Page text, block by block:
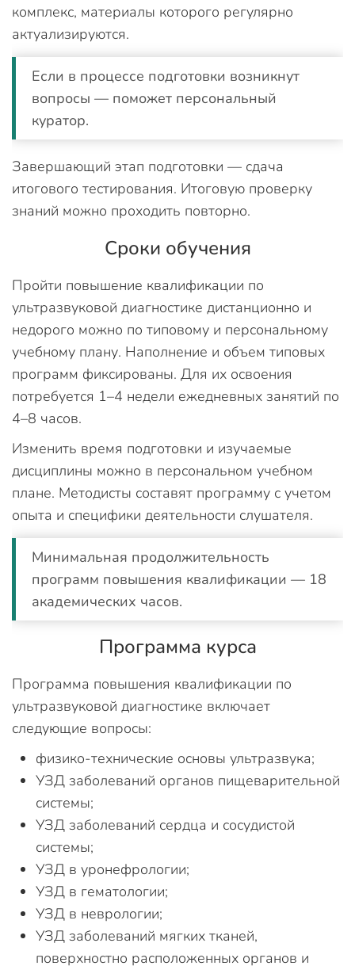
комплекс, материалы которого регулярно
актуализируются.
Если в процессе подготовки возникнут
вопросы — поможет персональный
куратор.
Завершающий этап подготовки — сдача
итогового тестирования. Итоговую проверку
знаний можно проходить повторно.
Сроки обучения
Пройти повышение квалификации по
ультразвуковой диагностике дистанционно и
недорого можно по типовому и персональному
учебному плану. Наполнение и объем типовых
программ фиксированы. Для их освоения
потребуется 1–4 недели ежедневных занятий по
4–8 часов.
Изменить время подготовки и изучаемые
дисциплины можно в персональном учебном
плане. Методисты составят программу с учетом
опыта и специфики деятельности слушателя.
Минимальная продолжительность
программ повышения квалификации — 18
академических часов.
Программа курса
Программа повышения квалификации по
ультразвуковой диагностике включает
следующие вопросы:
физико-технические основы ультразвука;
УЗД заболеваний органов пищеварительной
системы;
УЗД заболеваний сердца и сосудистой
системы;
УЗД в уронефрологии;
УЗД в гематологии;
УЗД в неврологии;
УЗД заболеваний мягких тканей,
поверхностно расположенных органов и